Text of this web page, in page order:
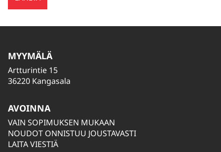
MYYMÄLÄ
Artturintie 15
36220 Kangasala
AVOINNA
VAIN SOPIMUKSEN MUKAAN
NOUDOT ONNISTUU JOUSTAVASTI
LAITA VIESTIÄ